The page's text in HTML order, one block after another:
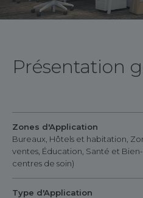
Présentation
Zones d'Application
Bureaux, Hôtels et habitation,
ventes, Éducation, Santé et
centres de soin)
Type d'Application